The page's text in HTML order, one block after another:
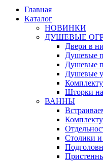
Главная
Каталог
НОВИНКИ
ДУШЕВЫЕ
Двери в
Душевые
Душевые
Душевые
Шторки
ВАННЫ
Столики и